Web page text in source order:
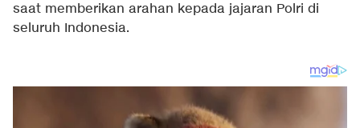
saat memberikan arahan kepada jajaran Polri di
seluruh Indonesia.